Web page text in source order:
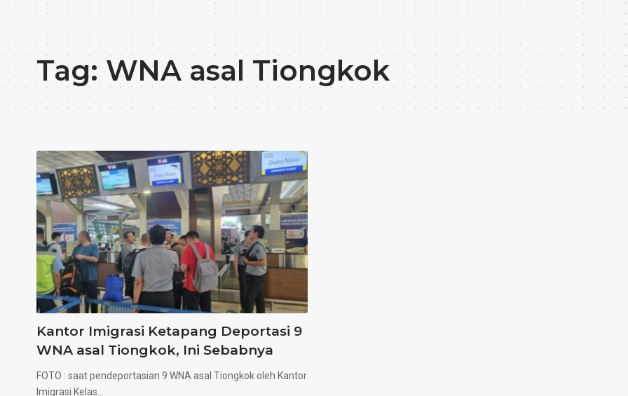
Tag:WNA asal Tiongkok
Kantor Imigrasi Ketapang Deportasi 9
WNA asal Tiongkok, Ini Sebabnya
FOTO : saat pendeportasian 9 WNA asal Tiongkok oleh Kantor
Imigrasi Kelas…